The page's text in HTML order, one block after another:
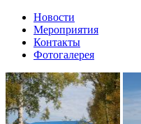
Новости
Мероприятия
Контакты
Фотогалерея